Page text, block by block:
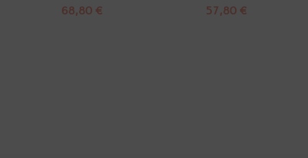
68,80 € 57,80 €